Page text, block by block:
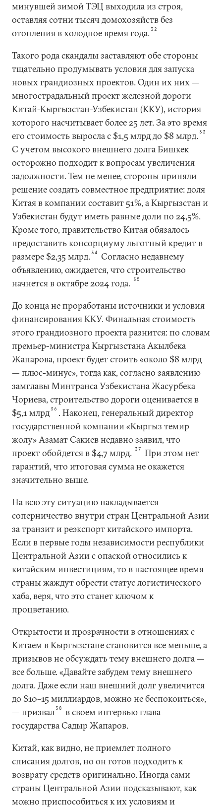
минувшей зимой ТЭЦ выходила из строя,
оставляя сотни тысяч домохозяйств без
отопления в холодное время года.32
Такого рода скандалы заставляют обе стороны
тщательно продумывать условия для запуска
новых грандиозных проектов. Один их них —
многострадальный проект железной дороги
Китай-Кыргызстан-Узбекистан (ККУ), история
которого насчитывает более 25 лет. За это время
его стоимость выросла с $1,5 млрд до $8 млрд.33
С учетом высокого внешнего долга Бишкек
осторожно подходит к вопросам увеличения
задолжности. Тем не менее, стороны приняли
решение создать совместное предприятие: доля
Китая в компании составит 51%, а Кыргызстан и
Узбекистан будут иметь равные доли по 24,5%.
Кроме того, правительство Китая обязалось
предоставить консорциуму льготный кредит в
размере $2,35 млрд.34
Согласно недавнему
объявлению, ожидается, что строительство
начнется в октябре 2024 года. 35
До конца не проработаны источники и условия
финансирования ККУ. Финальная стоимость
этого грандиозного проекта разнится: по словам
премьер-министра Кыргызстана Акылбека
Жапарова, проект будет стоить «около $8 млрд
— плюс-минус», тогда как, согласно заявлению
замглавы Минтранса Узбекистана Жасурбека
Чориева, строительство дороги оценивается в
$5,1 млрд36 . Наконец, генеральный директор
государственной компании «Кыргыз темир
жолу» Азамат Сакиев недавно заявил, что
проект обойдется в $4,7 млрд. 37
При этом нет
гарантий, что итоговая сумма не окажется
значительно выше.
На всю эту ситуацию накладывается
соперничество внутри стран Центральной Азии
за транзит и реэкспорт китайского импорта.
Если в первые годы независимости республики
Центральной Азии с опаской относились к
китайским инвестициям, то в настоящее время
страны жаждут обрести статус логистического
хаба, веря, что это станет ключом к
процветанию.
Открытости и прозрачности в отношениях с
Китаем в Кыргызстане становится все меньше, а
призывов не обсуждать тему внешнего долга —
все больше. «Давайте забудем тему внешнего
долга. Даже если наш внешний долг увеличится
до $10–15 миллиардов, можно не беспокоиться»,
— призвал38
в своем интервью глава
государства Садыр Жапаров.
Китай, как видно, не приемлет полного
списания долгов, но он готов подходить к
возврату средств оригинально. Иногда сами
страны Центральной Азии подсказывают, как
можно приспособиться к их условиям и